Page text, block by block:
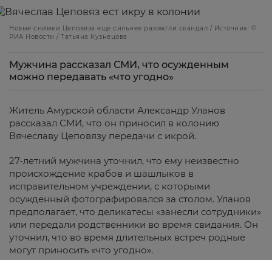
Новые снимки Цеповяза еще сильнее разожгли скандал / Источник: ©
РИА Новости / Татьяна Кузнецова
Мужчина рассказал СМИ, что осужденным
можно передавать «что угодно»
Житель Амурской области Александр Уланов
рассказал СМИ, что он приносил в колонию
Вячеславу Цеповязу передачи с икрой.
27-летний мужчина уточнил, что ему неизвестно
происхождение крабов и шашлыков в
исправительном учреждении, с которыми
осужденный фотографировался за столом. Уланов
предполагает, что деликатесы «занесли сотрудники»
или передали родственники во время свидания. Он
уточнил, что во время длительных встреч родные
могут приносить «что угодно».